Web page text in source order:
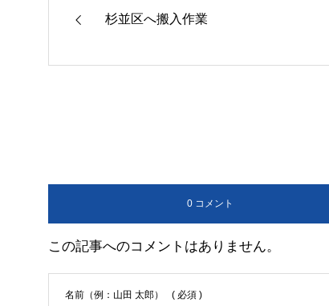
杉並区へ搬入作業
0 コメント
この記事へのコメントはありません。
名前（例：山田 太郎） ( 必須 )